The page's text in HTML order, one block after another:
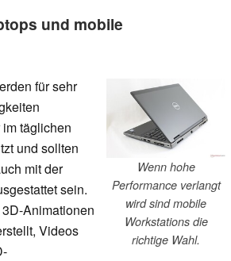
und mobile
Wenn hohe
Performance verlangt
wird sind mobile
Workstations die
richtige Wahl.
für sehr
täglichen
und sollten
mit der
sein.
Animationen
Videos